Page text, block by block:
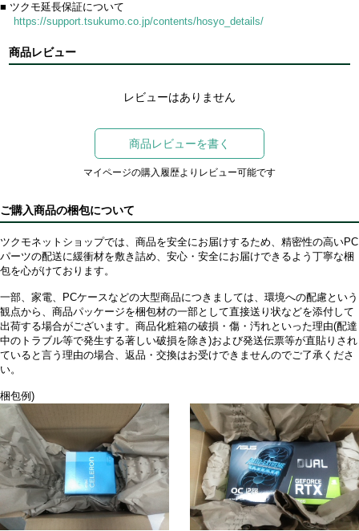
■ ツクモ延長保証について
https://support.tsukumo.co.jp/contents/hosyo_details/
商品レビュー
レビューはありません
商品レビューを書く
マイページの購入履歴よりレビュー可能です
ご購入商品の梱包について
ツクモネットショップでは、商品を安全にお届けするため、精密性の高いPC
パーツの配送に緩衝材を敷き詰め、安心・安全にお届けできるよう丁寧な梱
包を心がけております。
一部、家電、PCケースなどの大型商品につきましては、環境への配慮という
観点から、商品パッケージを梱包材の一部として直接送り状などを添付して
出荷する場合がございます。商品化粧箱の破損・傷・汚れといった理由(配達
中のトラブル等で発生する著しい破損を除き)および発送伝票等が直貼りされ
ていると言う理由の場合、返品・交換はお受けできませんのでご了承くださ
い。
梱包例)